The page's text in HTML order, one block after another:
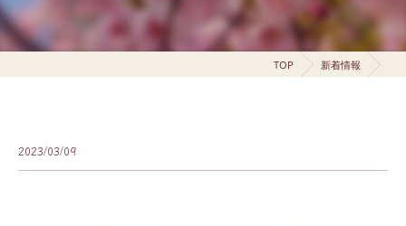
TOP 新着情報
2023/03/09